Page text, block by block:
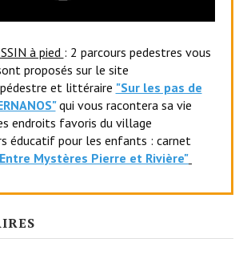
patrimoine
village
à pied : 2 parcours pedestres vous
proposés sur le site
et littéraire "Sur les pas de
qui vous racontera sa vie
endroits favoris du village
éducatif pour les enfants : carnet
e Mystères Pierre et Rivière"